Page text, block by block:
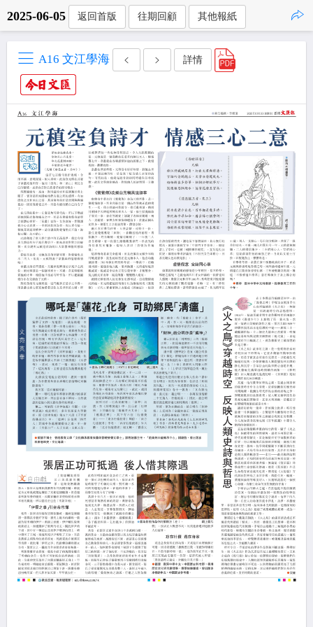
2025-06-05 返回首版 往期回顧 其他報紙
A16 文江學海 詳情
點擊複製